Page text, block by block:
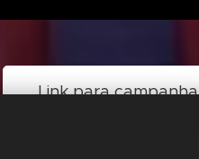
Link para campanha